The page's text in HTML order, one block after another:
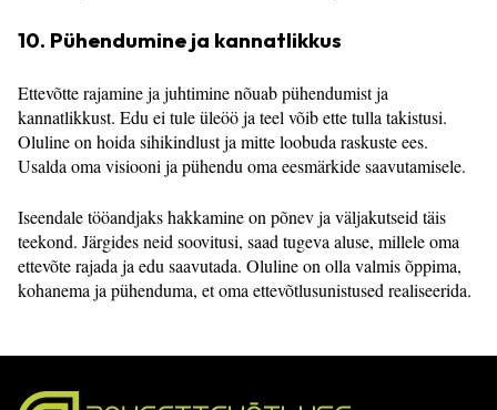
10. Pühendumine ja kannatlikkus
Ettevõtte rajamine ja juhtimine nõuab pühendumist ja
kannatlikkust. Edu ei tule üleöö ja teel võib ette tulla takistusi.
Oluline on hoida sihikindlust ja mitte loobuda raskuste ees.
Usalda oma visiooni ja pühendu oma eesmärkide saavutamisele.
Iseendale tööandjaks hakkamine on põnev ja väljakutseid täis
teekond. Järgides neid soovitusi, saad tugeva aluse, millele oma
ettevõte rajada ja edu saavutada. Oluline on olla valmis õppima,
kohanema ja pühenduma, et oma ettevõtlusunistused realiseerida.